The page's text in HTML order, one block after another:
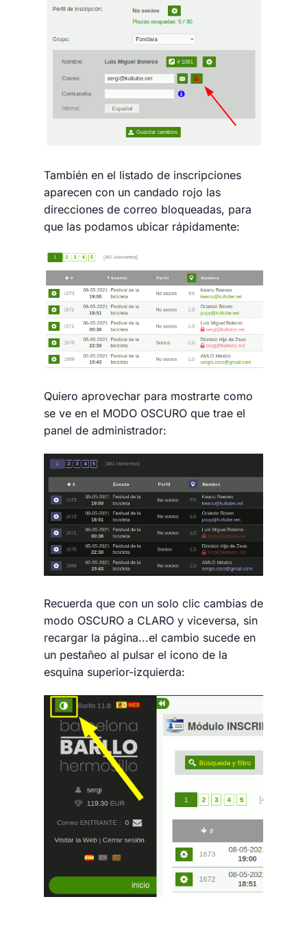
También en el listado de inscripciones
aparecen con un candado rojo las
direcciones de correo bloqueadas, para
que las podamos ubicar rápidamente:
Quiero aprovechar para mostrarte como
se ve en el MODO OSCURO que trae el
panel de administrador:
Recuerda que con un solo clic cambias de
modo OSCURO a CLARO y viceversa, sin
recargar la página...el cambio sucede en
un pestañeo al pulsar el icono de la
esquina superior-izquierda: